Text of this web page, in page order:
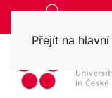
Přejít na